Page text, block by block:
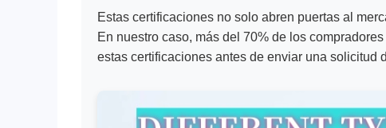
Estas certificaciones no solo abren puertas al
En nuestro caso, más del 70% de los
estas certificaciones antes de enviar una solicitud